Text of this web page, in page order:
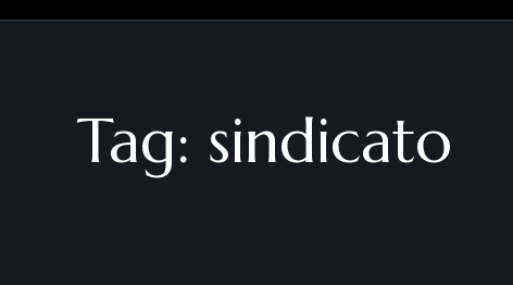
Tag: sindicato